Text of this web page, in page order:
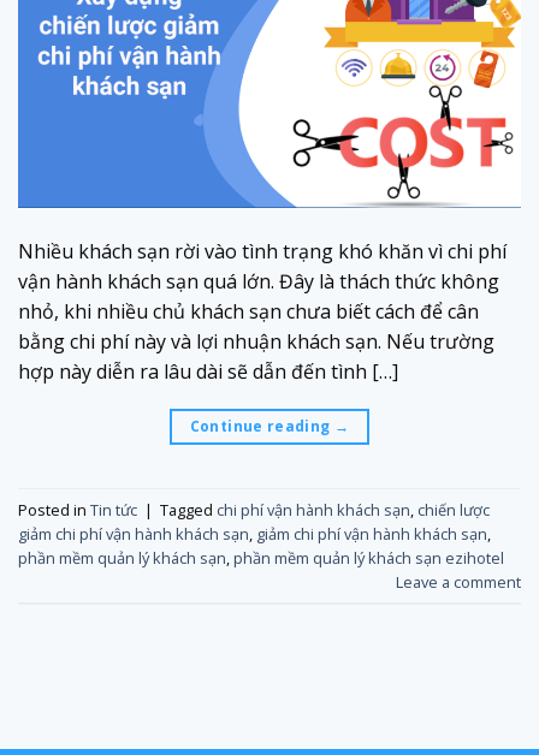
Nhiều khách sạn rời vào tình trạng khó khăn vì chi phí
vận hành khách sạn quá lớn. Đây là thách thức không
nhỏ, khi nhiều chủ khách sạn chưa biết cách để cân
bằng chi phí này và lợi nhuận khách sạn. Nếu trường
hợp này diễn ra lâu dài sẽ dẫn đến tình […]
Continue reading →
Posted in Tin tức | Tagged chi phí vận hành khách sạn, chiến lược
giảm chi phí vận hành khách sạn, giảm chi phí vận hành khách sạn,
phần mềm quản lý khách sạn,phần mềm quản lý khách sạn ezihotel
Leave a comment